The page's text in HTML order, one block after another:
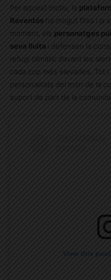
Per aquest motiu, la
Raventós ha mogut fitxa i ja
moment, els personatges
seva lluita i defensen la
refugi climàtic davant les
cada cop més elevades. Tot
personalitats del món de la
suport de part de la
View this